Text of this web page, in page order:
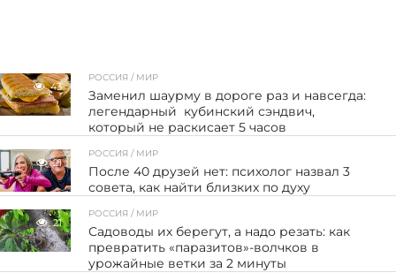
43
РОССИЯ / МИР
Заменил шаурму в дороге раз и навсегда:
легендарный кубинский сэндвич,
который не раскисает 5 часов
21
РОССИЯ / МИР
После 40 друзей нет: психолог назвал 3
совета, как найти близких по духу
21
РОССИЯ / МИР
Садоводы их берегут, а надо резать: как
превратить «паразитов»-волчков в
урожайные ветки за 2 минуты